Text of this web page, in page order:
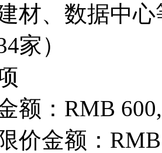
材、数据中
家）
额：RMB
价金额：RMB